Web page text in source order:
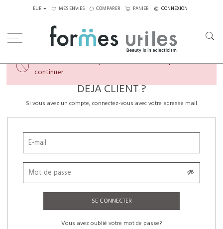
EUR MES ENVIES COMPARER PANIER CONNEXION
Veuillez créer un compte ou vous connecter pour
continuer
DÉJÀ CLIENT ?
Si vous avez un compte, connectez-vous avec votre adresse mail
SE CONNECTER
Vous avez oublié votre mot de passe?